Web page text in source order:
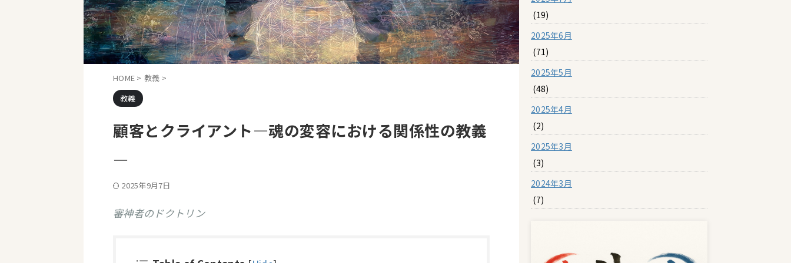
HOME > 教義 >
教義
顧客とクライアント—魂の変容における関係性の教義
—
2025年9月7日
審神者のドクトリン
(19)
2025年6月
(71)
2025年5月
(48)
2025年4月
(2)
2025年3月
(3)
2024年3月
(7)